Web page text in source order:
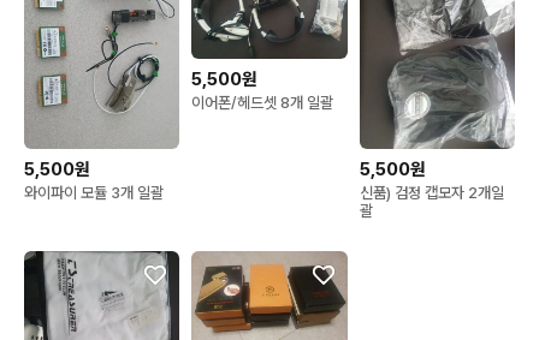
5,500원
와이파이 모듈 3개 일괄
5,500원
이어폰/헤드셋 8개 일괄
5,500원
신품) 검정 캡모자 2개일
괄